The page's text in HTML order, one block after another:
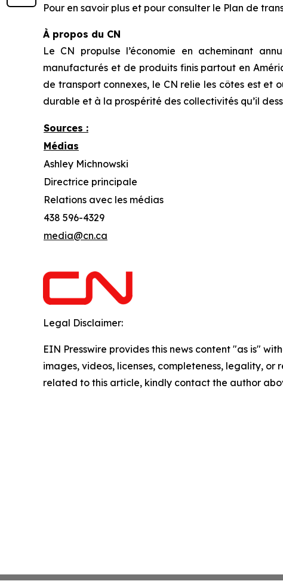
Pour en savoir plus et pour consulter le Plan de
À propos du CN
Le CN propulse l’économie en acheminant
manufacturés et de produits finis partout en
de transport connexes, le CN relie les côtes est
durable et à la prospérité des collectivités qu’il
Sources :
Médias
Ashley Michnowski
Directrice principale
Relations avec les médias
438 596-4329
media@cn.ca
Legal Disclaimer:
EIN Presswire provides this news content "as is"
images, videos, licenses, completeness, legality,
related to this article, kindly contact the author